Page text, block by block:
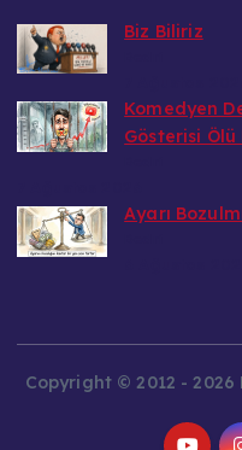
Biz Biliriz
Komedyen
Gösterisi Ölü
Ayarı
Copyright © 2012 - 2026